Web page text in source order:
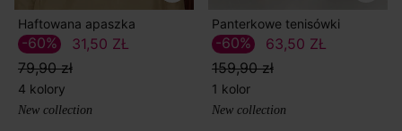
Haftowana apaszka
31,50 ZŁ
79,90 zł
-60%
4 kolory
New collection
Panterkowe tenisówki
63,50 ZŁ
159,90 zł
-60%
1 kolor
New collection